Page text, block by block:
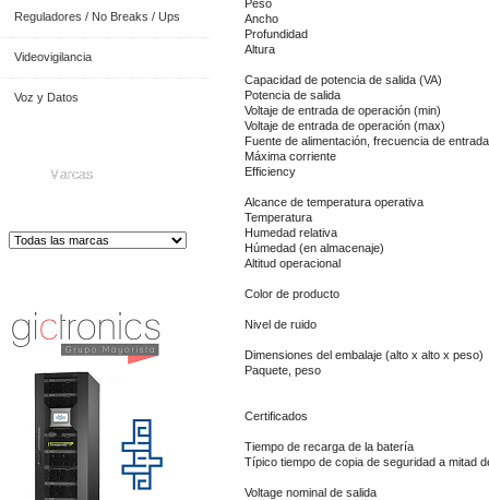
Reguladores / No Breaks / Ups
Videovigilancia
Voz y Datos
Marcas
Peso
Ancho
Profundidad
Altura
Capacidad de potencia de salida (VA)
Potencia de salida
Voltaje de entrada de operación (min)
Voltaje de entrada de operación (max)
Fuente de alimentación, frecuencia de entrada
Máxima corriente
Efficiency
Alcance de temperatura operativa
Temperatura
Humedad relativa
Húmedad (en almacenaje)
Altitud operacional
Color de producto
Nivel de ruido
Dimensiones del embalaje (alto x alto x peso)
Paquete, peso
Certificados
Tiempo de recarga de la batería
Típico tiempo de copia de seguridad a mitad
Voltage